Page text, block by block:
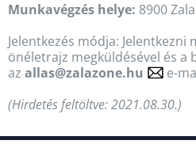
Munkavégzés helye: 8900
Jelentkezés módja: Jelentkezni
önéletrajz megküldésével és a
az allas@zalazone.hu
e-
(Hirdetés feltöltve: 2021.08.30.)